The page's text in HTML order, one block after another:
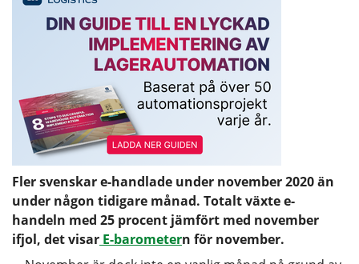
Fler svenskar e-handlade under november 2020 än
under någon tidigare månad. Totalt växte e-
handeln med 25 procent jämfört med november
ifjol, det visar E-barometern för november.